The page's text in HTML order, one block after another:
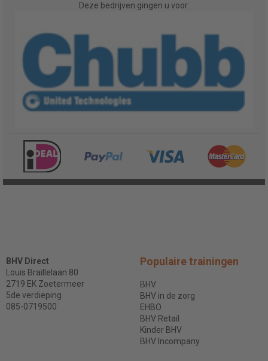
Deze bedrijven gingen u voor:
BHV Direct
Louis Braillelaan 80
2719 EK Zoetermeer
5de verdieping
085-0719500
Populaire trainingen
BHV
BHV in de zorg
EHBO
BHV Retail
Kinder BHV
BHV Incompany